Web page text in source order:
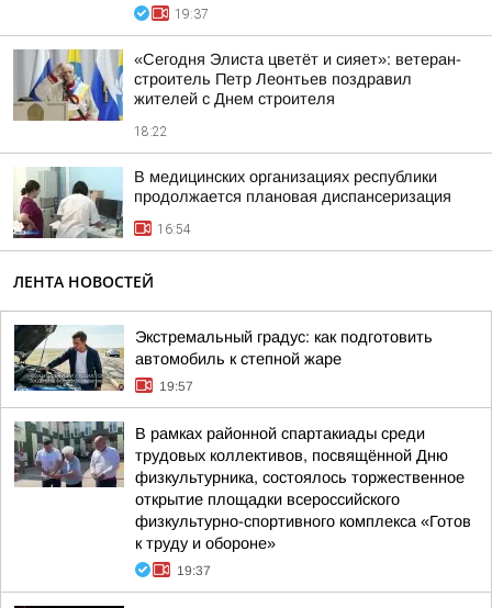
19:37
«Сегодня Элиста цветёт и сияет»: ветеран-
строитель Петр Леонтьев поздравил
жителей с Днем строителя
18:22
В медицинских организациях республики
продолжается плановая диспансеризация
16:54
ЛЕНТА НОВОСТЕЙ
Экстремальный градус: как подготовить
автомобиль к степной жаре
19:57
В рамках районной спартакиады среди
трудовых коллективов, посвящённой Дню
физкультурника, состоялось торжественное
открытие площадки всероссийского
физкультурно-спортивного комплекса «Готов
к труду и обороне»
19:37